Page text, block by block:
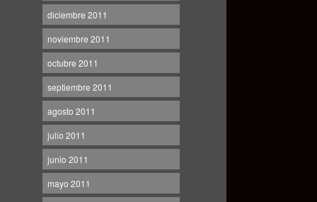
diciembre 2011
noviembre 2011
octubre 2011
septiembre 2011
agosto 2011
julio 2011
junio 2011
mayo 2011